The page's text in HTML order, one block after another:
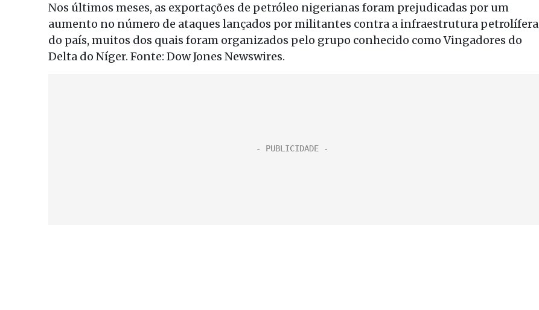
Nos últimos meses, as exportações de petróleo nigerianas foram prejudicadas por um
aumento no número de ataques lançados por militantes contra a infraestrutura petrolífera
do país, muitos dos quais foram organizados pelo grupo conhecido como Vingadores do
Delta do Níger. Fonte: Dow Jones Newswires.